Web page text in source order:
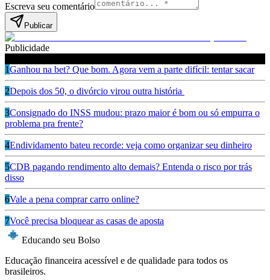
Escreva seu comentário
Publicar
Publicidade
1Ganhou na bet? Que bom. Agora vem a parte difícil: tentar sacar
2Depois dos 50, o divórcio virou outra história
3Consignado do INSS mudou: prazo maior é bom ou só empurra o
problema pra frente?
4Endividamento bateu recorde: veja como organizar seu dinheiro
5CDB pagando rendimento alto demais? Entenda o risco por trás
disso
6Vale a pena comprar carro online?
7Você precisa bloquear as casas de aposta
Educando seu Bolso
Educação financeira acessível e de qualidade para todos os
brasileiros.